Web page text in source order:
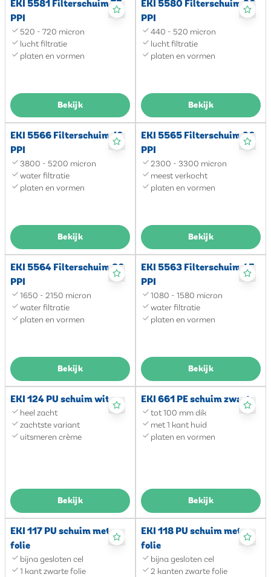
EKI 5581 Filterschuim 75
PPI
520 - 720 micron
lucht filtratie
platen en vormen
Bekijk
EKI 5580 Filterschuim 90
PPI
440 - 520 micron
lucht filtratie
platen en vormen
Bekijk
EKI 5566 Filterschuim 10
PPI
3800 - 5200 micron
water filtratie
platen en vormen
Bekijk
EKI 5565 Filterschuim 20
PPI
2300 - 3300 micron
meest verkocht
platen en vormen
Bekijk
EKI 5564 Filterschuim 30
PPI
1650 - 2150 micron
water filtratie
platen en vormen
Bekijk
EKI 5563 Filterschuim 45
PPI
1080 - 1580 micron
water filtratie
platen en vormen
Bekijk
EKI 124 PU schuim wit
heel zacht
zachtste variant
uitsmeren crème
Bekijk
EKI 661 PE schuim zwart
tot 100 mm dik
met 1 kant huid
platen en vormen
Bekijk
EKI 117 PU schuim met
folie
bijna gesloten cel
1 kant zwarte folie
EKI 118 PU schuim met
folie
bijna gesloten cel
2 kanten zwarte folie